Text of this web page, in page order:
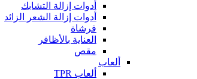
أدوات إزالة التشابك
أدوات إزالة الشعر الزائد
فرشاة
العناية بالأظافر
مقص
ألعاب
ألعاب TPR